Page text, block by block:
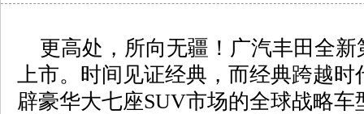
更高处，所向无疆！广汽丰田全新
上市。时间见证经典，而经典跨越
辟豪华大七座SUV市场的全球战略